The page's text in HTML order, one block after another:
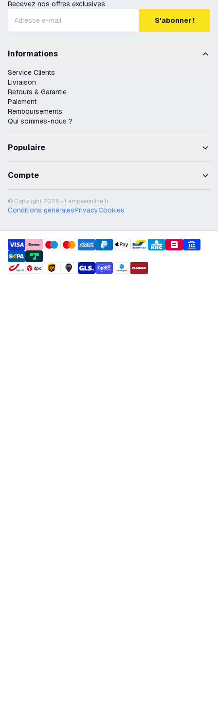
Recevez nos offres exclusives
S'abonner !
Informations
Service Clients
Livraison
Retours & Garantie
Paiement
Remboursements
Qui sommes-nous ?
Populaire
Compte
© Copyright 2026 - Lampesonline.fr
Conditions généralesPrivacyCookies
payment methods
shipment methods